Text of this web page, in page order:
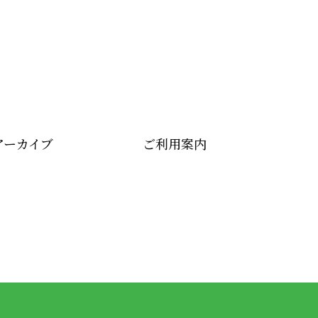
カイブ ご利用案内